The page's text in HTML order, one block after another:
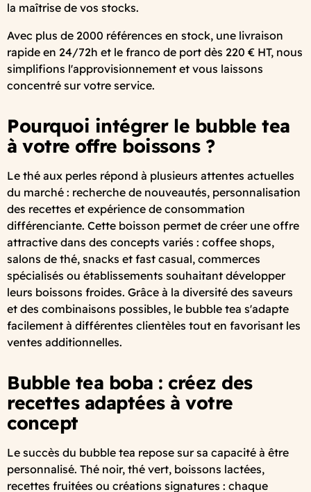
la maîtrise de vos stocks.
Avec plus de 2000 références en stock, une livraison
rapide en 24/72h et le franco de port dès 220 € HT, nous
simplifions l'approvisionnement et vous laissons
concentré sur votre service.
Pourquoi intégrer le bubble tea
à votre offre boissons ?
Le thé aux perles répond à plusieurs attentes actuelles
du marché : recherche de nouveautés, personnalisation
des recettes et expérience de consommation
différenciante. Cette boisson permet de créer une offre
attractive dans des concepts variés : coffee shops,
salons de thé, snacks et fast casual, commerces
spécialisés ou établissements souhaitant développer
leurs boissons froides. Grâce à la diversité des saveurs
et des combinaisons possibles, le bubble tea s'adapte
facilement à différentes clientèles tout en favorisant les
ventes additionnelles.
Bubble tea boba : créez des
recettes adaptées à votre
concept
Le succès du bubble tea repose sur sa capacité à être
personnalisé. Thé noir, thé vert, boissons lactées,
recettes fruitées ou créations signatures : chaque